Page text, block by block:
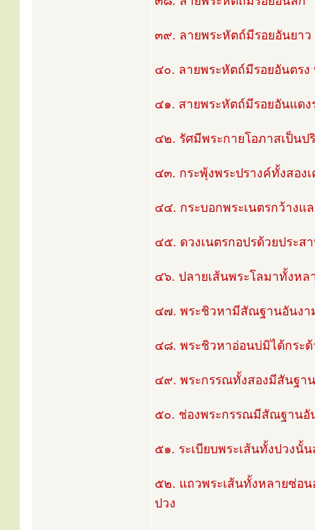
๓๙. ลายพระหัตถ์มีรอยอันยาว
๔๐. ลายพระหัตถ์มีรอยอันตร
๔๑. สายพระหัตถ์มีรอยอันแดง
๔๒. รัศมีพระกายโอภาสเป็น
๔๓. กระพุ้งพระปรางค์ทั้งสอง
๔๔. กระบอกพระเนตรกว้างแ
๔๕. ดวงเนตรกอปรด้วยประ
๔๖. ปลายเส้นพระโลมาทั้งหล
๔๗. พระชิวหามีสัณฐานอันงา
๔๘. พระชิวหาอ่อนบ่มิได้กระ
๔๙. พระกรรณทั้งสองมีสันฐา
๕๐. ช่องพระกรรณมีสัณฐานอั
๕๑. ระเบียบพระเส้นทั้งปวง
๕๒. แถวพระเส้นทั้งหลายซ่อ
ปวง